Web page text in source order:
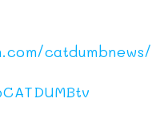
catdumbnews/